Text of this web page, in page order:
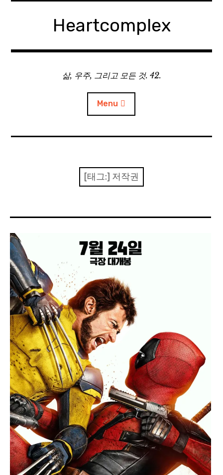
Heartcomplex
삶, 우주, 그리고 모든 것. 42.
Menu
Private Military Manager: Tactical Auto Battler
GOTYS
Paper Star Fighters
Homemade Studio
Blender Training
English
[태그:] 저작권